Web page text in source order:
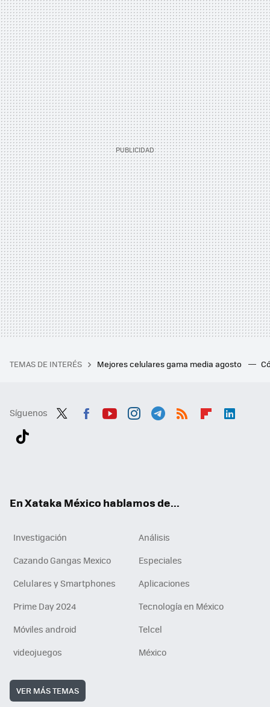
TEMAS DE INTERÉS Mejores celulares gama media agosto
Síguenos
En Xataka México hablamos de...
Investigación
Análisis
Cazando Gangas Mexico
Especiales
Celulares y Smartphones
Aplicaciones
Prime Day 2024
Tecnología en México
Móviles android
Telcel
videojuegos
México
VER MÁS TEMAS